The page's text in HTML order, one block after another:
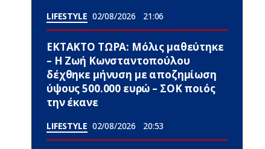
LIFESTYLE 02/08/2026 21:06
ΕΚΤΑΚΤΟ ΤΩΡΑ: Μόλις μαθεύτηκε
– Η Ζωή Κωνσταντοπούλου
δέχθηκε μήνυση με αποζημίωση
ύψους 500.000 ευρώ – ΣΟΚ ποιός
την έκανε
LIFESTYLE 02/08/2026 20:53